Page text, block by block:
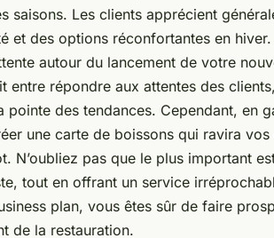
saisons. Les clients apprécient
et des options réconfortantes en
autour du lancement de votre
entre répondre aux attentes des
pointe des tendances. Cependant, en
une carte de boissons qui ravira vos
N’oubliez pas que le plus important
tout en offrant un service
plan, vous êtes sûr de faire
de la restauration.